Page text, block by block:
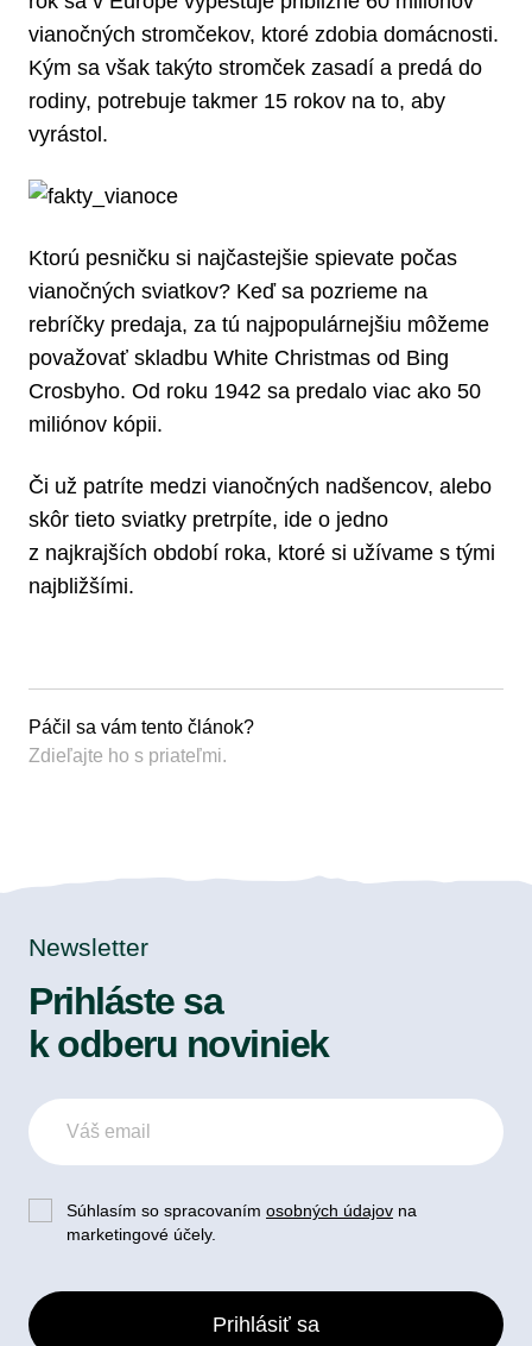
vianočných stromčekov, ktoré zdobia domácnosti.
Kým sa však takýto stromček zasadí a predá do
rodiny, potrebuje takmer 15 rokov na to, aby
vyrástol.
Ktorú pesničku si najčastejšie spievate počas
vianočných sviatkov? Keď sa pozrieme na
rebríčky predaja, za tú najpopulárnejšiu môžeme
považovať skladbu White Christmas od Bing
Crosbyho. Od roku 1942 sa predalo viac ako 50
miliónov kópii.
Či už patríte medzi vianočných nadšencov, alebo
skôr tieto sviatky pretrpíte, ide o jedno
z najkrajších období roka, ktoré si užívame s tými
najbližšími.
Páčil sa vám tento článok?
Zdieľajte ho s priateľmi.
Newsletter
Prihláste sa
k odberu noviniek
Súhlasím so spracovaním osobných údajov na
marketingové účely.
Prihlásiť sa